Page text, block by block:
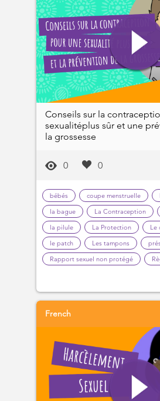
Conseils sur la
sexualitéplus sûr et une
la grossesse
0 0
bébés coupe menstruelle
la bague
La Contraception
la pilule
La Protection Le
le patch
Les tampons
Rapport sexuel non protégé
French